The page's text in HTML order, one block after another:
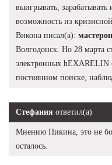
выигрывать,
возможность из
Викона писал(а):
Волгодонск. Но 28 марта
электронных hEXARELIN
постоянном поиске,
Стефания ответил(а)
Мнению Пикина, это не
осталось.